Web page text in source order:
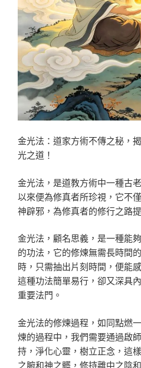
金光法：道家方術不傳之秘，
光之道！
金光法，是道教方術中一種古
以來便為修真者所珍視，它不
神辟邪，為修真者的修行之路
金光法，顧名思義，是一種能
的功法，它的修煉無需長時間
時，只需抽出片刻時間，便能
這種功法簡單易行，卻又深具
重要法門。
金光法的修煉過程，如同點燃
煉的過程中，我們需要通過啟
持，淨化心靈，樹立正念，這
之腑和神之髒，修持離中之陰